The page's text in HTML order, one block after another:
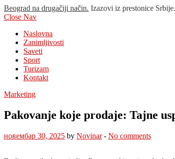
Beograd na drugačiji način. Izazovi iz prestonice
Close Nav
Naslovna
Zanimljivosti
Saveti
Sport
Turizam
Kontakt
Marketing
Pakovanje koje prodaje: Tajne
новембар 30, 2025 by Novinar- No comments